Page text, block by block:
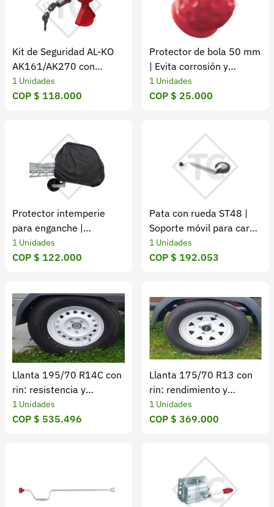
Kit de Seguridad AL-KO
AK161/AK270 con
Safety-Ball Antirrobo
1 Unidades
COP $ 118.000
Protector de bola 50 mm
| Evita corrosión y
desgaste
1 Unidades
COP $ 25.000
Protector intemperie
para enganche |
Resistente y duradero
1 Unidades
COP $ 122.000
Pata con rueda ST48 |
Soporte móvil para carga
ligera
1 Unidades
COP $ 192.053
Llanta 195/70 R14C con
rin: resistencia y
seguridad total
1 Unidades
COP $ 535.496
Llanta 175/70 R13 con
rin: rendimiento y
durabilidad total
1 Unidades
COP $ 369.000